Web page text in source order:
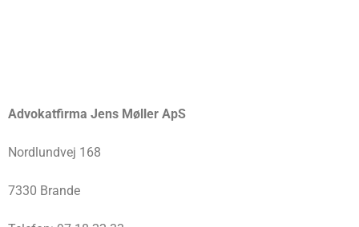
Advokatfirma Jens Møller ApS
Nordlundvej 168
7330 Brande